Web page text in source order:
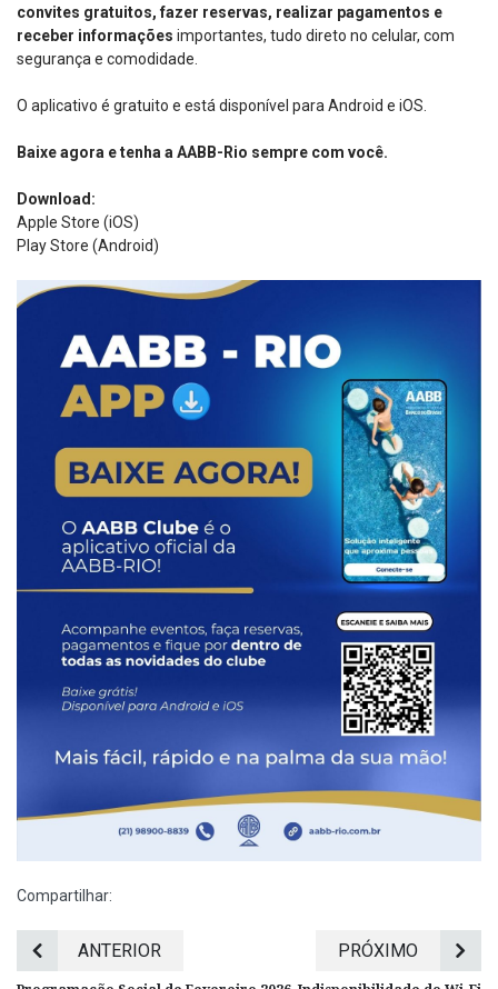
convites gratuitos, fazer reservas, realizar pagamentos e
receber informações importantes, tudo direto no celular, com
segurança e comodidade.
O aplicativo é gratuito e está disponível para Android e iOS.
Baixe agora e tenha a AABB-Rio sempre com você.
Download:
Apple Store (iOS)
Play Store (Android)
Compartilhar:
ANTERIOR PRÓXIMO